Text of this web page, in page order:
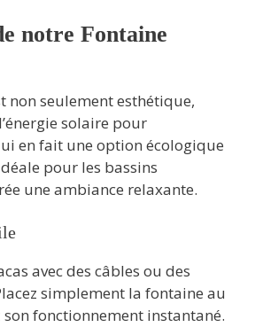
notre Fontaine
non seulement esthétique,
solaire pour
en fait une option écologique
pour les bassins
une ambiance relaxante.
avec des câbles ou des
simplement la fontaine au
fonctionnement instantané.